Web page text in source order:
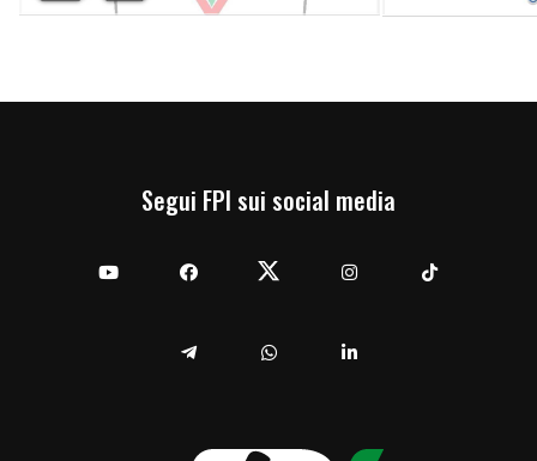
Segui FPI sui social media